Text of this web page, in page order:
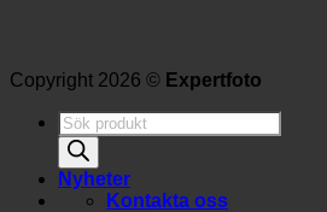
Copyright 2026 © Expertfoto
Produktsökning
Nyheter
Kontakta oss